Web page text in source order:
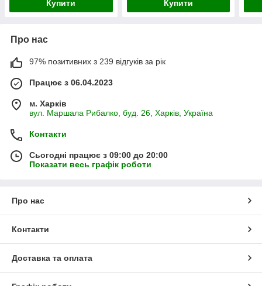
Купити Купити
Про нас
97% позитивних з 239 відгуків за рік
Працює з 06.04.2023
м. Харків
вул. Маршала Рибалко, буд. 26, Харків, Україна
Контакти
Сьогодні працює з 09:00 до 20:00
Показати весь графік роботи
Про нас
Контакти
Доставка та оплата